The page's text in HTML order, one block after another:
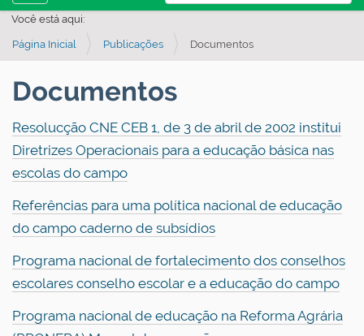
Busca Avançada…
Você está aqui:
Página Inicial Publicações Documentos
Documentos
Resolucção CNE CEB 1, de 3 de abril de 2002 institui
Diretrizes Operacionais para a educação básica nas
escolas do campo
Referências para uma política nacional de educação
do campo caderno de subsídios
Programa nacional de fortalecimento dos conselhos
escolares conselho escolar e a educação do campo
Programa nacional de educação na Reforma Agrária